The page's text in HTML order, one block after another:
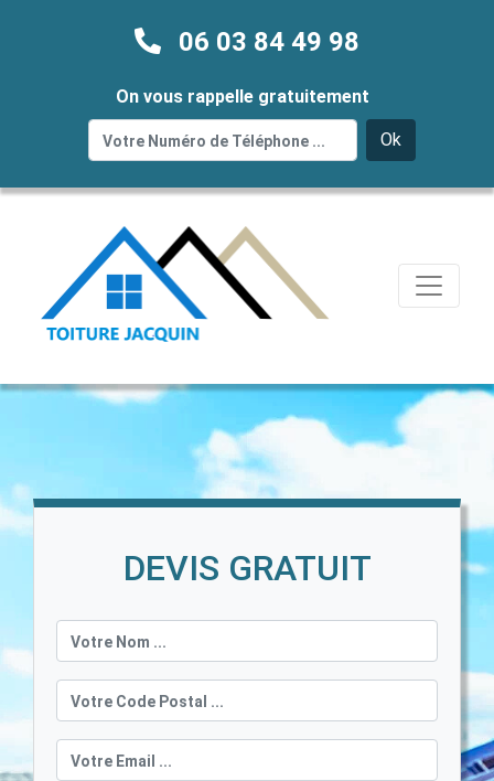
06 03 84 49 98
On vous rappelle gratuitement
Ok
DEVIS GRATUIT